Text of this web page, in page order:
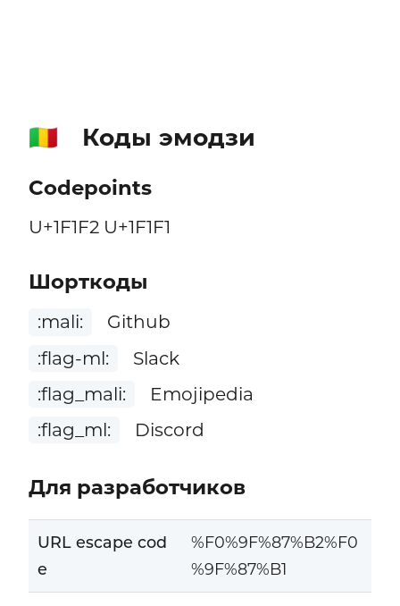
🇲🇱 Коды эмодзи
Codepoints
U+1F1F2 U+1F1F1
Шорткоды
:mali:
Github
:flag-ml:
Slack
:flag_mali:
Emojipedia
:flag_ml:
Discord
Для разработчиков
URL escape cod
e
%F0%9F%87%B2%F0
%9F%87%B1